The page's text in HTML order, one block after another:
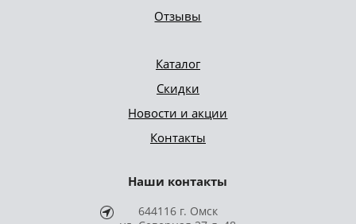
Отзывы
Каталог
Скидки
Новости и акции
Контакты
Наши контакты
644116 г. Омск